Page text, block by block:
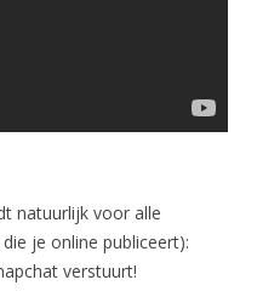
natuurlijk voor alle
je online publiceert):
verstuurt!